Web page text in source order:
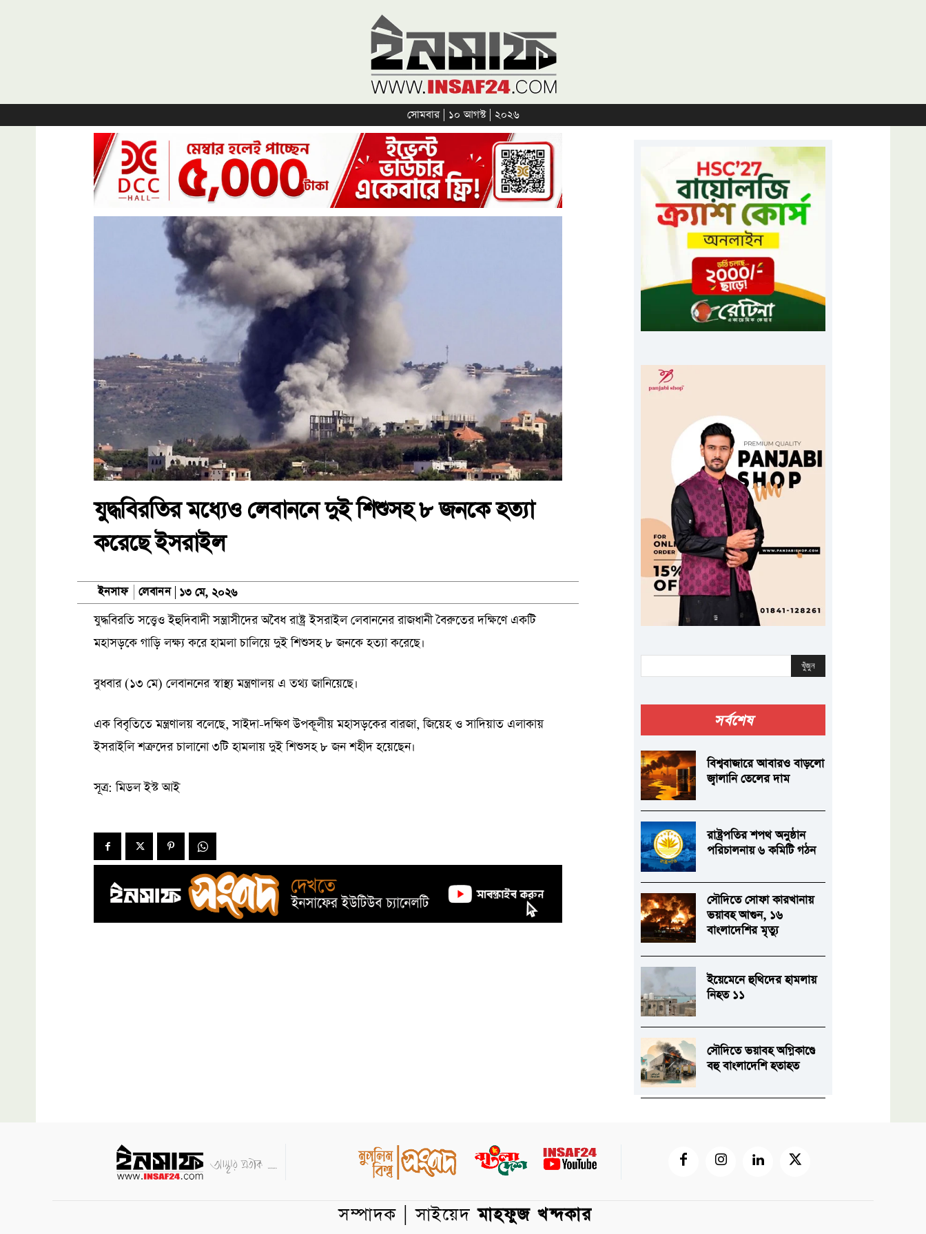
সোমবার | ১০ আগস্ট | ২০২৬
যুদ্ধবিরতির মধ্যেও লেবাননে দুই শিশুসহ ৮ জনকে হত্যা
করেছে ইসরাইল
ইনসাফ লেবানন ১৩ মে, ২০২৬
যুদ্ধবিরতি সত্ত্বেও ইহুদিবাদী সন্ত্রাসীদের অবৈধ রাষ্ট্র ইসরাইল লেবাননের রাজধানী বৈরুতের দক্ষিণে একটি
মহাসড়কে গাড়ি লক্ষ্য করে হামলা চালিয়ে দুই শিশুসহ ৮ জনকে হত্যা করেছে।
বুধবার (১৩ মে) লেবাননের স্বাস্থ্য মন্ত্রণালয় এ তথ্য জানিয়েছে।
এক বিবৃতিতে মন্ত্রণালয় বলেছে, সাইদা-দক্ষিণ উপকূলীয় মহাসড়কের বারজা, জিয়েহ ও সাদিয়াত এলাকায়
ইসরাইলি শত্রুদের চালানো ৩টি হামলায় দুই শিশুসহ ৮ জন শহীদ হয়েছেন।
সূত্র: মিডল ইস্ট আই
খুঁজুন
সর্বশেষ
বিশ্ববাজারে আবারও বাড়লো
জ্বালানি তেলের দাম
রাষ্ট্রপতির শপথ অনুষ্ঠান
পরিচালনায় ৬ কমিটি গঠন
সৌদিতে সোফা কারখানায়
ভয়াবহ আগুন, ১৬
বাংলাদেশির মৃত্যু
ইয়েমেনে হুথিদের হামলায়
নিহত ১১
সৌদিতে ভয়াবহ অগ্নিকাণ্ডে
বহু বাংলাদেশি হতাহত
সম্পাদক | সাইয়েদমাহফুজ খন্দকার